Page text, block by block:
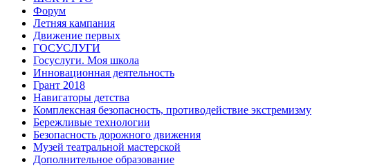
Форум
Летняя кампания
Движение первых
ГОСУСЛУГИ
Госуслуги. Моя школа
Инновационная деятельность
Грант 2018
Навигаторы детства
Комплексная безопасность, противодействие экстремизму
Бережливые технологии
Безопасность дорожного движения
Музей театральной мастерской
Дополнительное образование